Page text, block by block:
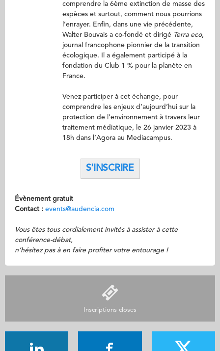
comprendre la 6ème extinction de masse des
espèces et surtout, comment nous pourrions
l’enrayer. Enfin, dans une vie précédente,
Walter Bouvais a co-fondé et dirigé Terra eco,
journal francophone pionnier de la transition
écologique. Il a également participé à la
fondation du Club 1 % pour la planète en
France.
Venez participer à cet échange, pour
comprendre les enjeux d’aujourd’hui sur la
protection de l’environnement à travers leur
traitement médiatique, le 26 janvier 2023 à
18h dans l’Agora au Mediacampus.
S'INSCRIRE
Évènement gratuit
Contact : events@audencia.com
Vous êtes tous cordialement invités à assister à cette
conférence-débat,
n’hésitez pas à en faire profiter votre entourage !
Inscriptions closes